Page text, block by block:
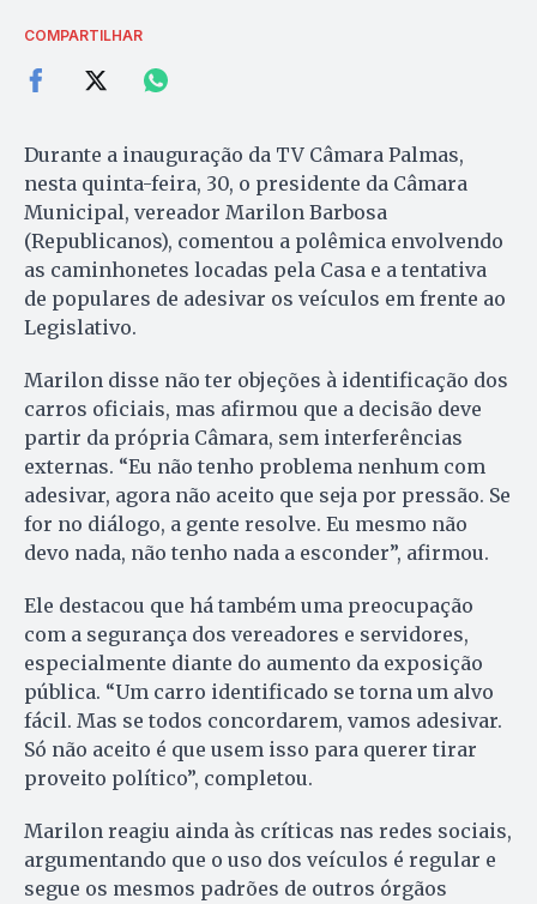
COMPARTILHAR
Durante a inauguração da TV Câmara Palmas,
nesta quinta-feira, 30, o presidente da Câmara
Municipal, vereador Marilon Barbosa
(Republicanos), comentou a polêmica envolvendo
as caminhonetes locadas pela Casa e a tentativa
de populares de adesivar os veículos em frente ao
Legislativo.
Marilon disse não ter objeções à identificação dos
carros oficiais, mas afirmou que a decisão deve
partir da própria Câmara, sem interferências
externas. “Eu não tenho problema nenhum com
adesivar, agora não aceito que seja por pressão. Se
for no diálogo, a gente resolve. Eu mesmo não
devo nada, não tenho nada a esconder”, afirmou.
Ele destacou que há também uma preocupação
com a segurança dos vereadores e servidores,
especialmente diante do aumento da exposição
pública. “Um carro identificado se torna um alvo
fácil. Mas se todos concordarem, vamos adesivar.
Só não aceito é que usem isso para querer tirar
proveito político”, completou.
Marilon reagiu ainda às críticas nas redes sociais,
argumentando que o uso dos veículos é regular e
segue os mesmos padrões de outros órgãos